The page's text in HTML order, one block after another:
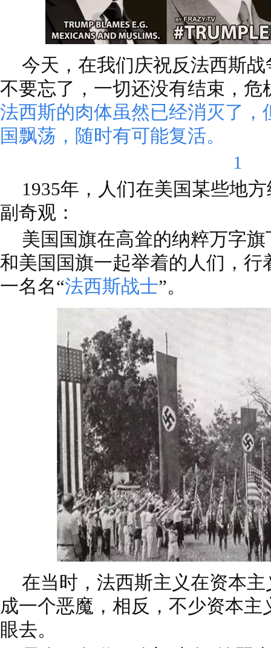
今天，在我们庆祝反法西斯
不要忘了，一切还没有结束，危
法西斯的肉体虽然已经消灭了，
国飘荡，随时有可能复活。
1
1935年，人们在美国某些地
副奇观：
美国国旗在高耸的纳粹万字
和美国国旗一起举着的人们，行
一名名“法西斯战士”。
在当时，法西斯主义在资本
成一个恶魔，相反，不少资本
眼去。